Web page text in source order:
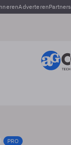
AdverterenPartners
PRO